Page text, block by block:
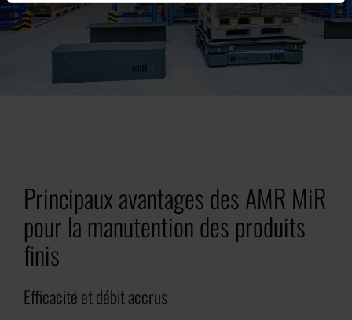
Principaux avantages des AMR MiR
pour la manutention des produits
finis
Efficacité et débit accrus